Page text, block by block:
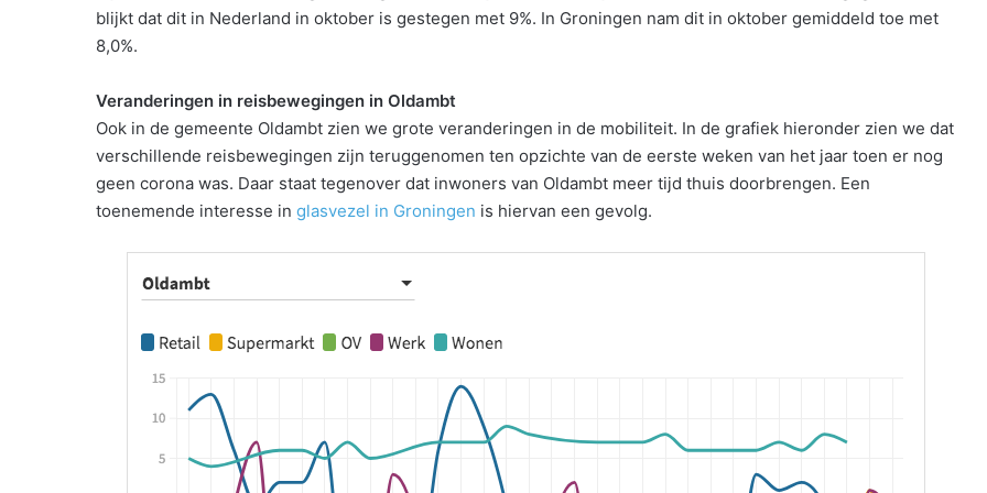
blijkt dat dit in Nederland in oktober is gestegen met 9%. In Groningen nam dit in oktober gemiddeld toe met
8,0%.
Veranderingen in reisbewegingen in Oldambt
Ook in de gemeente Oldambt zien we grote veranderingen in de mobiliteit. In de grafiek hieronder zien we dat
verschillende reisbewegingen zijn teruggenomen ten opzichte van de eerste weken van het jaar toen er nog
geen corona was. Daar staat tegenover dat inwoners van Oldambt meer tijd thuis doorbrengen. Een
toenemende interesse in glasvezel in Groningen is hiervan een gevolg.